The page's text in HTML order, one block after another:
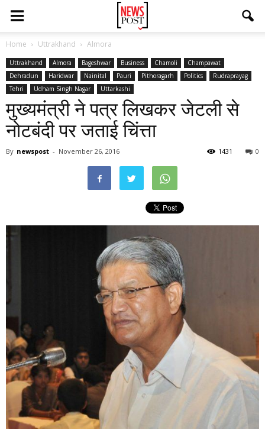
Home Uttrakhand Almora
Uttrakhand Almora Bageshwar Business Chamoli
Champawat
Dehradun
Haridwar Nainital Pauri Pithoragarh Politics
Rudraprayag
Tehri
Udham Singh Nagar Uttarkashi
मुख्यमंत्री ने पत्र लिखकर जेटली से
नोटबंदी पर जताई चिंत्ता
By newspost - November 26, 2016 0
1431